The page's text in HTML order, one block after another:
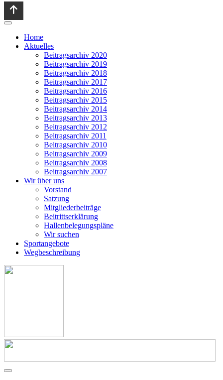
Home
Aktuelles
Beitragsarchiv 2020
Beitragsarchiv 2019
Beitragsarchiv 2018
Beitragsarchiv 2017
Beitragsarchiv 2016
Beitragsarchiv 2015
Beitragsarchiv 2014
Beitragsarchiv 2013
Beitragsarchiv 2012
Beitragsarchiv 2011
Beitragsarchiv 2010
Beitragsarchiv 2009
Beitragsarchiv 2008
Beitragsarchiv 2007
Wir über uns
Vorstand
Satzung
Mitgliederbeiträge
Beitrittserklärung
Hallenbelegungspläne
Wir suchen
Sportangebote
Wegbeschreibung